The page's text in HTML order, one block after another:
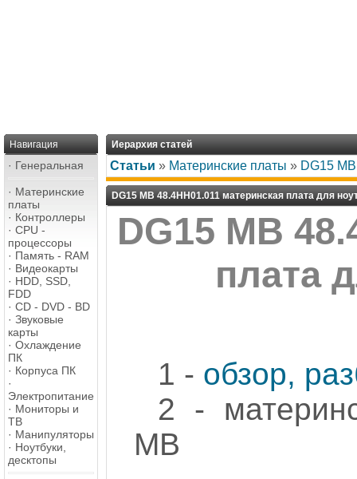
Навигация
· Генеральная
· Материнские
платы
· Контроллеры
· CPU -
процессоры
· Память - RAM
· Видеокарты
· HDD, SSD,
FDD
· CD - DVD - BD
· Звуковые
карты
· Охлаждение
ПК
· Корпуса ПК
·
Электропитание
· Мониторы и
ТВ
· Манипуляторы
· Ноутбуки,
десктопы
Иерархия статей
Статьи » Материнские платы » DG15
DG15 MB 48.4HH01.011 материнская плата для
DG15 MB
плата
1 - обзор,
2 -
MB